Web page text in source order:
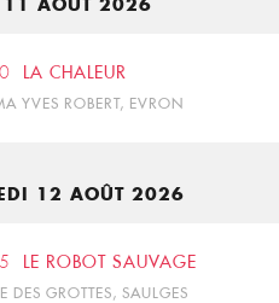
LA CHALEUR
YVES ROBERT, EVRON
12 AOÛT 2026
LE ROBOT SAUVAGE
DES GROTTES, SAULGES